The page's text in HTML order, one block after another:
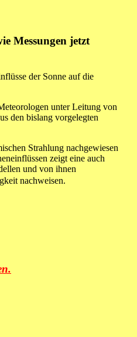
Messungen jetzt
der Sonne auf die
unter Leitung von
den bislang vorgelegten
Strahlung nachgewiesen
zeigt eine auch
und von ihnen
nachweisen.